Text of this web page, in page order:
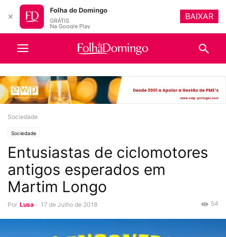
Sociedade
Sociedade
Entusiastas de ciclomotores
antigos esperados em
Martim Longo
Por Lusa - 17 de Julho de 2018 54
✕
Folha do Domingo
GRÁTIS
Na Google Play
BAIXAR